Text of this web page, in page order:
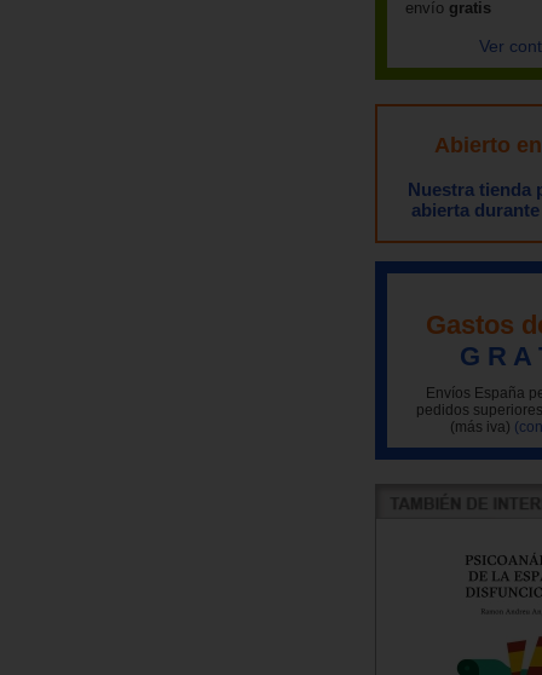
envío gratis
Ver
Abierto
Nuestra tienda
abierta
Gastos
G R A
Envíos España
pedidos
(más iva)